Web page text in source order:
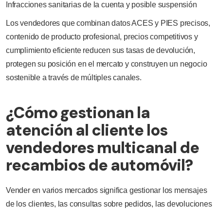
Infracciones sanitarias de la cuenta y posible suspensión
Los vendedores que combinan datos ACES y PIES precisos,
contenido de producto profesional, precios competitivos y
cumplimiento eficiente reducen sus tasas de devolución,
protegen su posición en el mercato y construyen un negocio
sostenible a través de múltiples canales.
¿Cómo gestionan la
atención al cliente los
vendedores multicanal de
recambios de automóvil?
Vender en varios mercados significa gestionar los mensajes
de los clientes, las consultas sobre pedidos, las devoluciones